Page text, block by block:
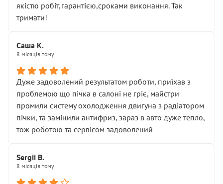
якістю робіт,гарантією,сроками виконання. Так
тримати!
Саша К.
8 місяців тому
Дуже задоволений результатом роботи, приїхав з
проблемою що пічка в салоні не гріє, майстри
промили систему охолодження двигуна з радіатором
пічки, та замінили антифриз, зараз в авто дуже тепло,
тож роботою та сервісом задоволений
Sergii B.
8 місяців тому